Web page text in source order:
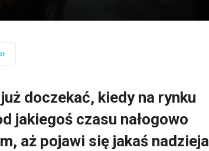
doczekać, kiedy na rynku
jakiegoś czasu nałogowo
aż pojawi się jakaś nadzieja